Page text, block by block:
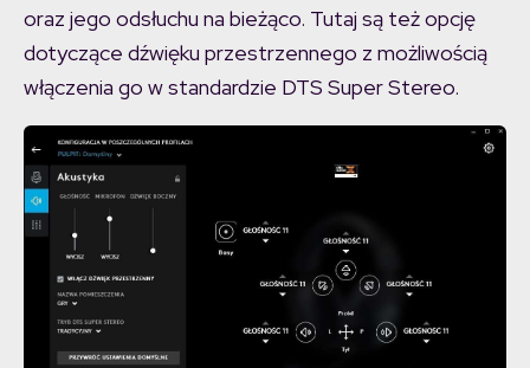
oraz jego odsłuchu na bieżąco. Tutaj są też opcję
dotyczące dźwięku przestrzennego z możliwością
włączenia go w standardzie DTS Super Stereo.